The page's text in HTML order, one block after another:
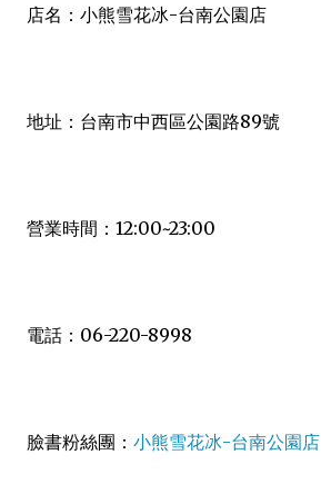
店名：小熊雪花冰-台南公園店
地址：台南市中西區公園路89號
營業時間：12:00~23:00
電話：06-220-8998
臉書粉絲團： 小熊雪花冰-台南公園店